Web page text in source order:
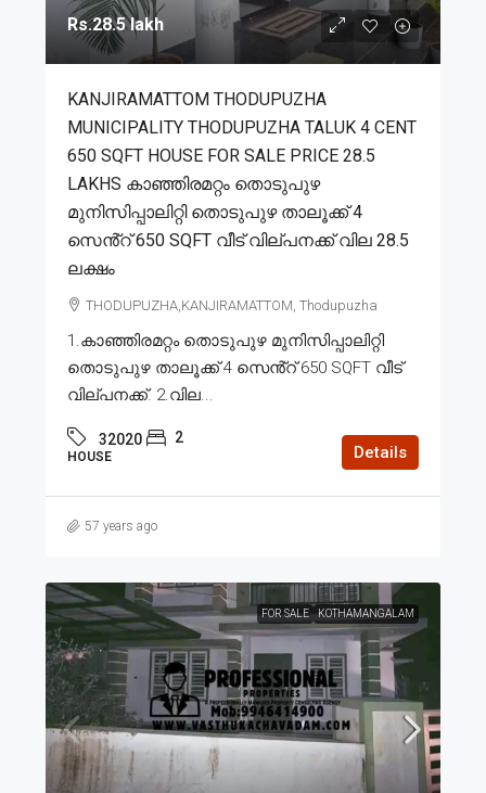
Rs.28.5 lakh
KANJIRAMATTOM THODUPUZHA
MUNICIPALITY THODUPUZHA TALUK 4 CENT
650 SQFT HOUSE FOR SALE PRICE 28.5
LAKHS കാഞ്ഞിരമറ്റം തൊടുപുഴ
മുനിസിപ്പാലിറ്റി തൊടുപുഴ താലൂക്ക് 4
സെൻ്റ് 650 SQFT വീട് വില്പനക്ക് വില 28.5
ലക്ഷം
THODUPUZHA,KANJIRAMATTOM, Thodupuzha
1.കാഞ്ഞിരമറ്റം തൊടുപുഴ മുനിസിപ്പാലിറ്റി
തൊടുപുഴ താലൂക്ക് 4 സെൻ്റ് 650 SQFT വീട്
വില്പനക്ക്. 2.വില...
32020 2
HOUSE Details
57 years ago
FOR SALE KOTHAMANGALAM